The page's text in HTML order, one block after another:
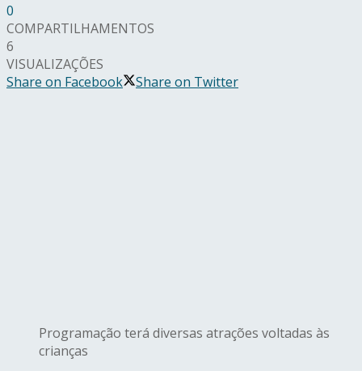
0
COMPARTILHAMENTOS
6
VISUALIZAÇÕES
Share on Facebook
Share on Twitter
Programação terá diversas atrações voltadas às
crianças